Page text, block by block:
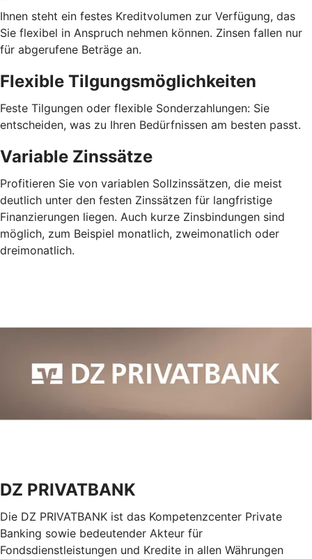
Ihnen steht ein festes Kreditvolumen zur Verfügung, das
Sie flexibel in Anspruch nehmen können. Zinsen fallen nur
für abgerufene Beträge an.
Flexible Tilgungsmöglichkeiten
Feste Tilgungen oder flexible Sonderzahlungen: Sie
entscheiden, was zu Ihren Bedürfnissen am besten passt.
Variable Zinssätze
Profitieren Sie von variablen Sollzinssätzen, die meist
deutlich unter den festen Zinssätzen für langfristige
Finanzierungen liegen. Auch kurze Zinsbindungen sind
möglich, zum Beispiel monatlich, zweimonatlich oder
dreimonatlich.
DZ PRIVATBANK
Die DZ PRIVATBANK ist das Kompetenzcenter Private
Banking sowie bedeutender Akteur für
Fondsdienstleistungen und Kredite in allen Währungen